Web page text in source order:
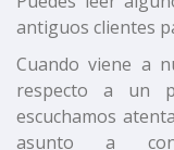
antiguos clientes
Cuando viene a
respecto a un
escuchamos
asunto a